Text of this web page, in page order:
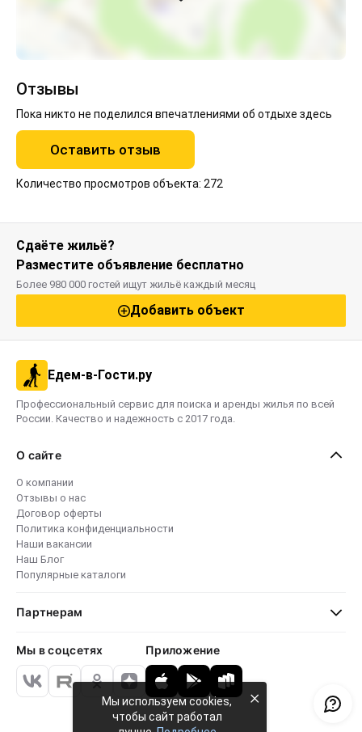
Отзывы
Пока никто не поделился впечатлениями об отдыхе здесь
Оставить отзыв
Количество просмотров объекта: 272
Сдаёте жильё?
Разместите объявление бесплатно
Более 980 000 гостей ищут жильё каждый месяц
Добавить объект
Едем-в-Гости.ру
Профессиональный сервис для поиска и аренды жилья по всей
России. Качество и надежность с 2017 года.
О сайте
О компании
Отзывы о нас
Договор оферты
Политика конфиденциальности
Наши вакансии
Наш Блог
Популярные каталоги
Партнерам
Мы в соцсетях Приложение
Мы используем cookies,
чтобы сайт работал
×